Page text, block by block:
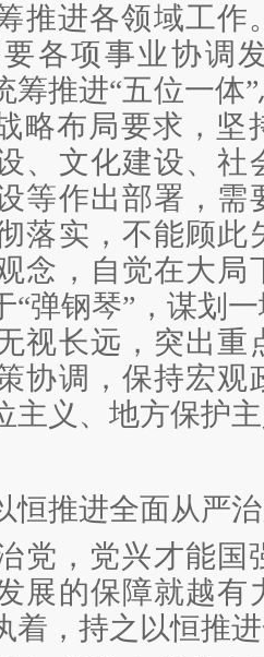
进各领域工作
各项事业协调
筹推进“五位一体
略布局要求，坚
、文化建设、社
等作出部署，需
落实，不能顾此
念，自觉在大局
“弹钢琴”，谋划
视长远，突出重
协调，保持宏观
主义、地方保护
推进全面从严
，党兴才能国
展的保障就越有
着，持之以恒推